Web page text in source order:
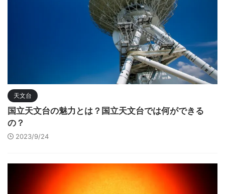
天文台
国立天文台の魅力とは？国立天文台では何ができる
の？
2023/9/24